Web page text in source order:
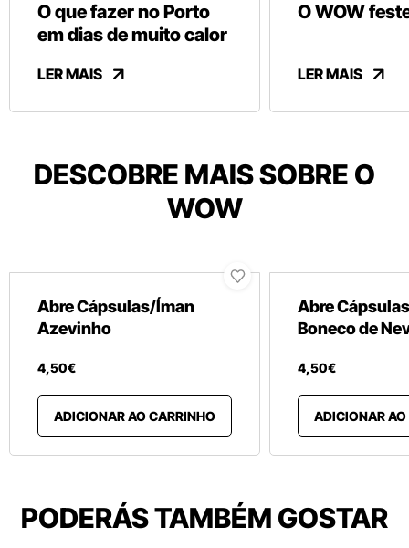
O que fazer no Porto
em dias de muito calor
LER MAIS
O WOW
LER MAIS
DESCOBRE MAIS SOBRE O
WOW
Abre Cápsulas/Íman
Azevinho
4,50€
ADICIONAR AO CARRINHO
Abre
Boneco de
4,50€
ADICIONAR
PODERÁS TAMBÉM GOSTAR